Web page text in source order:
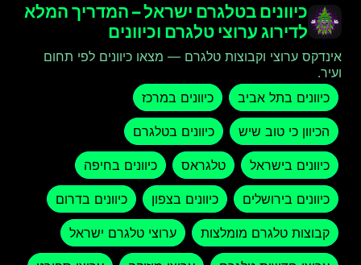
כיוונים בטלגרם ישראל – המדריך המלא
לדירוג ערוצי טלגרם וכיוונים
אינדקס ערוצי וקבוצות טלגרם — מצאו כיוונים לפי תחום
ועיר.
כיוונים בתל אביב
כיוונים במרכז
הכיוון כי טוב שיש כיוונים בטלגרם
כיוונים בישראל טלגראס כיוונים בחיפה
כיוונים בירושלים כיוונים בצפון כיוונים בדרום
קבוצות טלגרם מומלצות ערוצי טלגרם ישראל